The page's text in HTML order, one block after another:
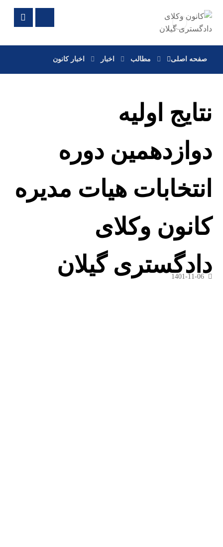
صفحه اصلی مطالب اخبار اخبار کانون
نتایج اولیه
دوازدهمین دوره
انتخابات هیات مدیره
کانون وکلای
دادگستری گیلان
1401-11-06